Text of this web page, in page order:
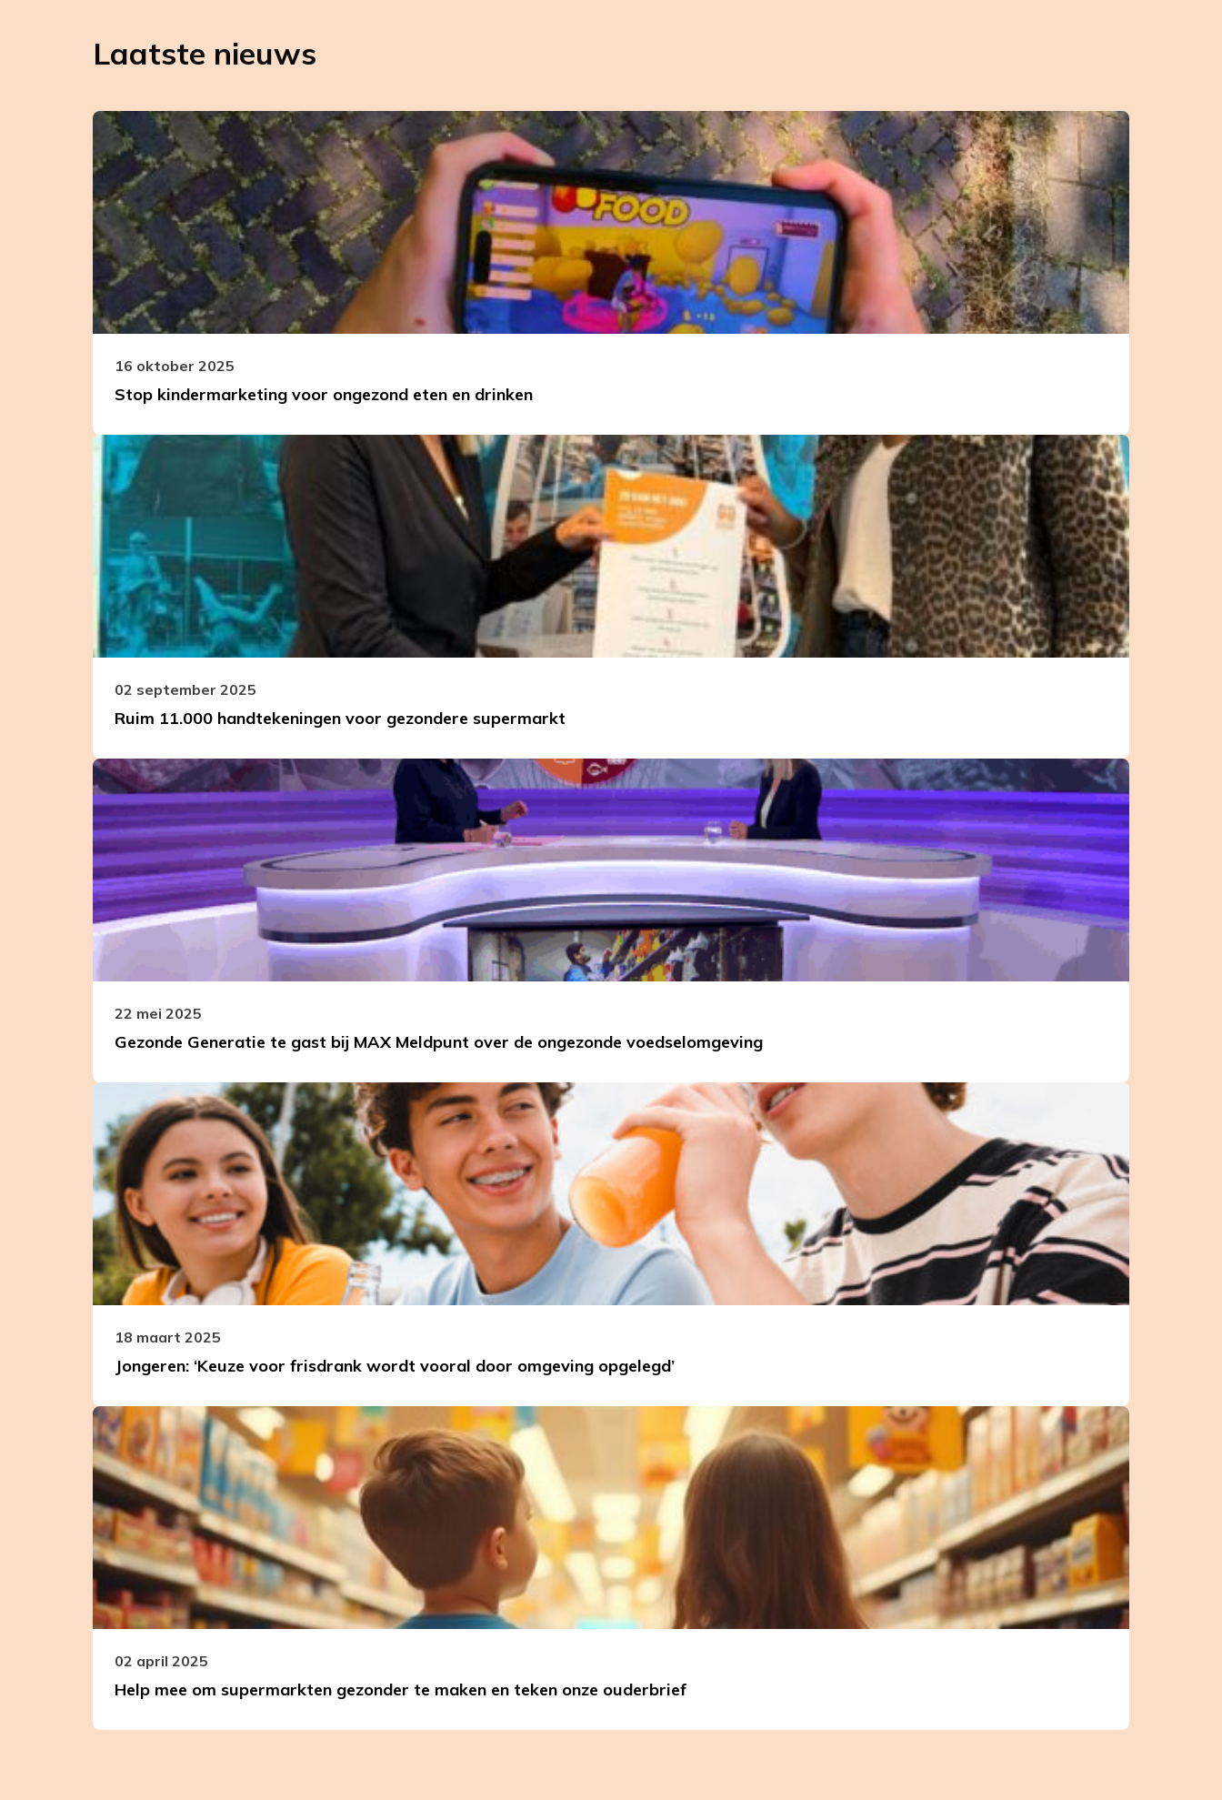
Laatste nieuws
Stop kindermarketing voor ongezond eten en drinken
16 oktober 2025
Leer
meer
over
Stop
kindermarketing
voor
ongezond
eten
en
drinken
Ruim 11.000 handtekeningen voor gezondere supermarkt
02 september 2025
Leer
over
Ruim
11.000
handtekeningen
voor
gezondere
supermarkt
Gezonde Generatie te gast bij MAX Meldpunt over de ongezonde voedselomgeving
22 mei 2025
Leer
meer
over
Gezonde
Generatie
te
gast
bij
Meldpunt
over
voedselomgeving
Jongeren: ‘Keuze voor frisdrank wordt vooral door omgeving opgelegd’
18 maart 2025
Leer
meer
over
Jongeren:
‘Keuze
voor
frisdrank
wordt
vooral
door
omgeving
opgelegd’
Help mee om supermarkten gezonder te maken en teken onze ouderbrief
02 april 2025
Leer
meer
over
Help
mee
om
supermarkten
gezonder
maken
en
teken
ouderbrief